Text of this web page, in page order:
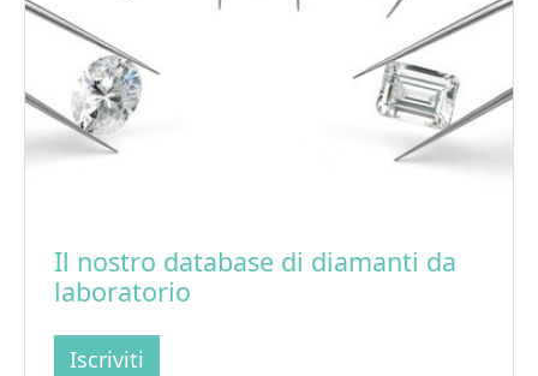
Il nostro database di diamanti da
laboratorio
Iscriviti